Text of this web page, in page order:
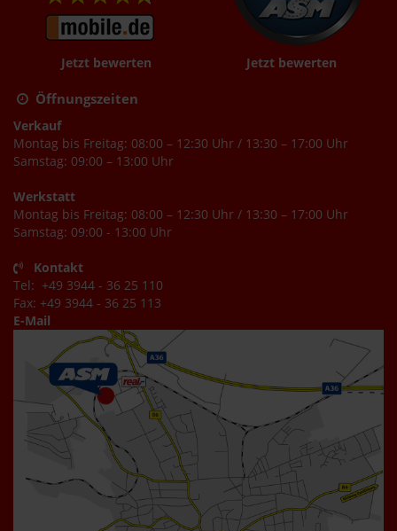
Jetzt bewerten Jetzt bewerten
Öffnungszeiten
Verkauf
Montag bis Freitag: 08:00 – 12:30 Uhr / 13:30 – 17:00 Uhr
Samstag: 09:00 – 13:00 Uhr
Werkstatt
Montag bis Freitag: 08:00 – 12:30 Uhr / 13:30 – 17:00 Uhr
Samstag: 09:00 - 13:00 Uhr
Kontakt
Tel: +49 3944 - 36 25 110
Fax: +49 3944 - 36 25 113
E-Mail